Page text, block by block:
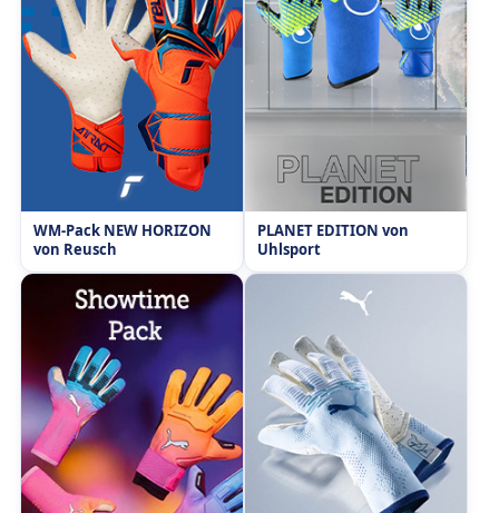
WM-Pack NEW HORIZON
von Reusch
PLANET EDITION von
Uhlsport